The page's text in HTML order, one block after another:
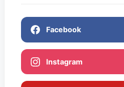
Facebook
Instagram